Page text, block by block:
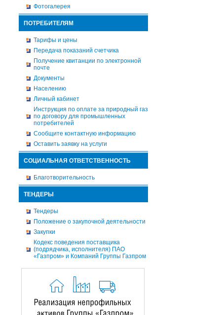
Фотогалерея
ПОТРЕБИТЕЛЯМ
Тарифы и цены
Передача показаний счетчика
Получение квитанции по электронной
почте
Документы
Населению
Личный кабинет
Инструкция по оплате за природный газ
по договору для промышленных
потребителей
Сообщите контактную информацию
Оставить заявку на услуги
СОЦИАЛЬНАЯ ОТВЕТСТВЕННОСТЬ
Благотворительность
ТЕНДЕРЫ
Тендеры
Положение о закупочной деятельности
Закупки
Кодекс поведения поставщика
(подрядчика, исполнителя) ПАО
«Газпром» и Компаний Группы Газпром